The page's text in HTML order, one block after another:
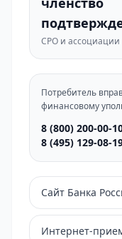
СРО и ассоциации
Потребитель
финансовому
8 (800) 200-00-
8 (495) 129-08-
Сайт Банка
Интернет-